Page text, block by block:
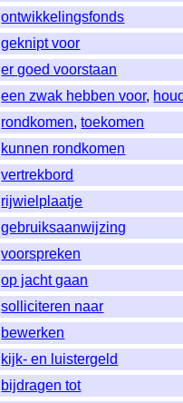
ontwikkelingsfonds
geknipt voor
er goed voorstaan
een zwak hebben voor,
rondkomen,toekomen
kunnen rondkomen
vertrekbord
rijwielplaatje
gebruiksaanwijzing
voorspreken
op jacht gaan
solliciteren naar
bewerken
kijk- en luistergeld
bijdragen tot